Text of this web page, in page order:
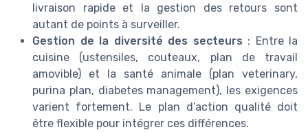
livraison rapide et la gestion des retours sont
autant de points à surveiller.
Gestion de la diversité des secteurs : Entre la
cuisine (ustensiles, couteaux, plan de travail
amovible) et la santé animale (plan veterinary,
purina plan, diabetes management), les exigences
varient fortement. Le plan d’action qualité doit
être flexible pour intégrer ces différences.